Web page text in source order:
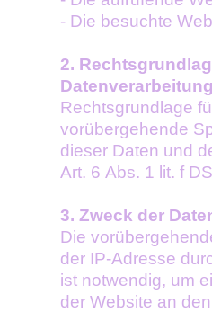
- Die besuchte
2.
Datenverarbeitung
Rechtsgrundlage
vorübergehende
dieser Daten und
Art. 6 Abs. 1 lit. f
3. Zweck der
Die
der IP-Adresse
ist notwendig, um
der Website an